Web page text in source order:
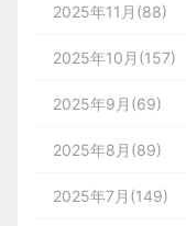
2025年11月(88)
2025年10月(157)
2025年9月(69)
2025年8月(89)
2025年7月(149)